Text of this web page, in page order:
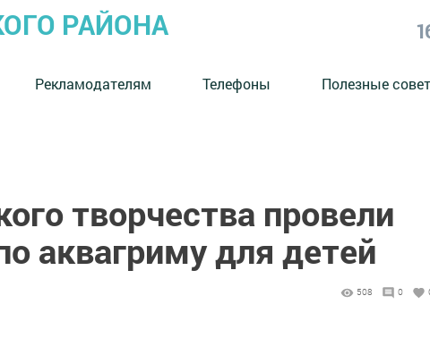
РАЙОНА
Рекламодателям Телефоны Полезные
творчества провели
аквагриму для детей
508 0